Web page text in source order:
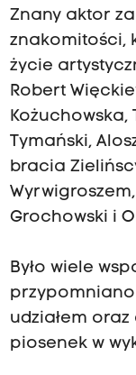
Znany aktor
znakomitości,
życie
Robert
Kożuchowska,
Tymański,
bracia
Grochowski i
Było wiele
udziałem
piosenek w